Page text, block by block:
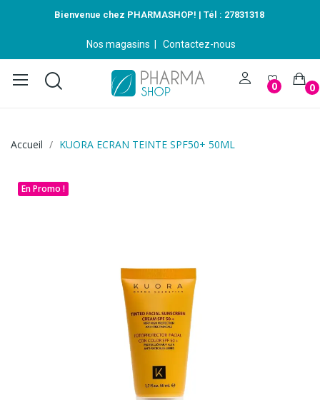
Bienvenue chez PHARMASHOP! | Tél : 27831318
Nos magasins Contactez-nous
0 0
Accueil KUORA ECRAN TEINTE SPF50+ 50ML
En Promo !